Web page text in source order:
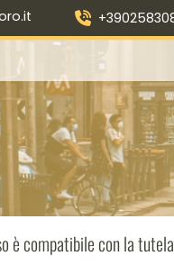
è compatibile con la